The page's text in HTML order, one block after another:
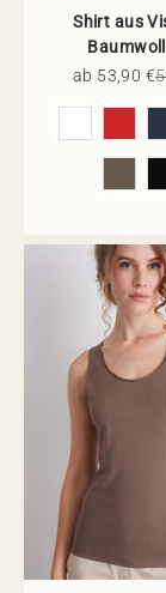
Shirt aus
Angebot
ab 53,90 €